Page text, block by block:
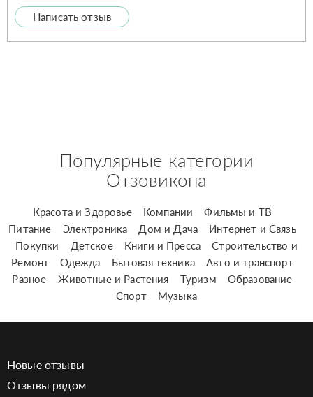
Написать отзыв
Популярные категории
Отзовикона
Красота и Здоровье Компании
Фильмы и ТВ
Питание
Электроника Дом и Дача
Интернет и Связь
Покупки
Детское Книги и Пресса
Строительство и
Ремонт
Одежда Бытовая техника
Авто и транспорт
Разное
Животные и Растения Туризм
Образование
Спорт
Музыка
Новые отзывы
Отзывы рядом